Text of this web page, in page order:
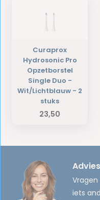
Curaprox
Hydrosonic Pro
Opzetborstel
Single Duo -
Wit/Lichtblauw - 2
stuks
23,50
iets